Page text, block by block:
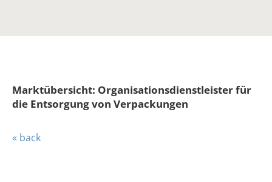
Downloads
RePack-Netzwerk
Marktübersicht: Organisationsdienstleister für
die Entsorgung von Verpackungen
« back